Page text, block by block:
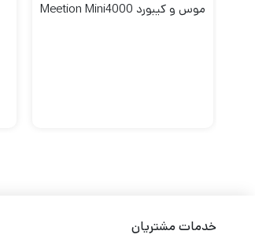
موس و کیبورد Meetion Mini4000
خدمات مشتریان